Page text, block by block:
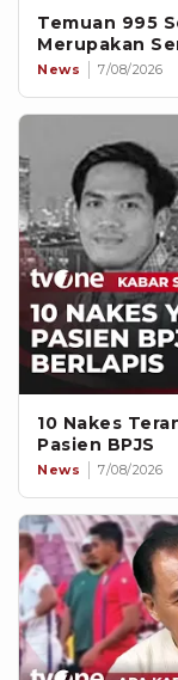
Temuan 995
Merupakan
News 7/08/2026
10 Nakes
Pasien BPJS
News 7/08/2026